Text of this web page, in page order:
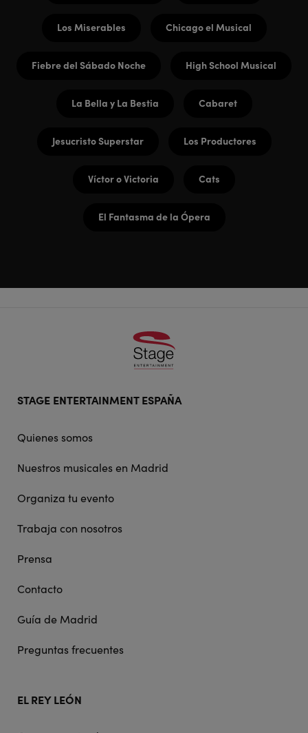
Los Miserables Chicago el Musical
Fiebre del Sábado Noche High School Musical
La Bella y La Bestia Cabaret
Jesucristo Superstar Los Productores
Víctor o Victoria Cats
El Fantasma de la Ópera
STAGE ENTERTAINMENT ESPAÑA
Quienes somos
Nuestros musicales en Madrid
Organiza tu evento
Trabaja con nosotros
Prensa
Contacto
Guía de Madrid
Preguntas frecuentes
EL REY LEÓN